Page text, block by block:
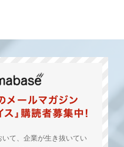
て、企業が生き抜いてい